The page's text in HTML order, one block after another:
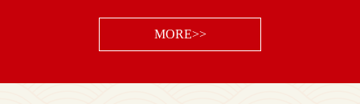
龙龟的摆放方法及禁忌需要注意什么
2022-3-5
MORE>>